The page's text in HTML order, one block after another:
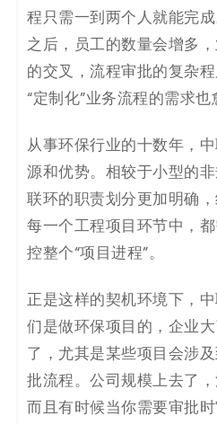
程只需一到两个人就能完
之后，员工的数量会增多
的交叉，流程审批的复杂
“定制化”业务流程的需求也
从事环保行业的十数年，
源和优势。相较于小型的
联环的职责划分更加明确
每一个工程项目环节中，
控整个“项目进程”。
正是这样的契机环境下，
们是做环保项目的，企业
了，尤其是某些项目会涉
批流程。公司规模上去了
而且有时候当你需要审批